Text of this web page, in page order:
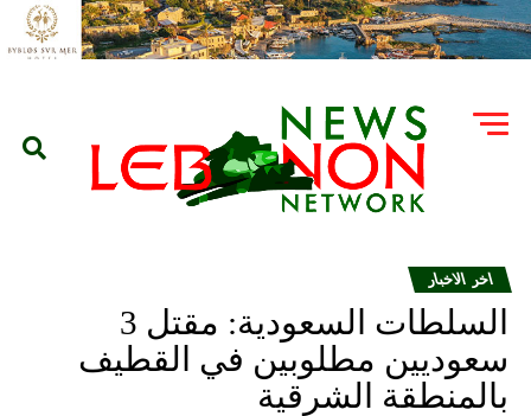
اخر الاخبار
السلطات السعودية: مقتل 3
سعوديين مطلوبين في القطيف
بالمنطقة الشرقية